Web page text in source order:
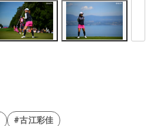
#古江彩佳